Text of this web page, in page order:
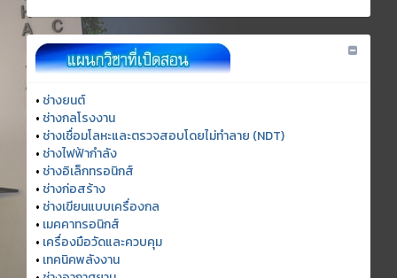
• ช่างยนต์
• ช่างกลโรงงาน
• ช่างเชื่อมโลหะและตรวจสอบโดยไม่ทำลาย (NDT)
• ช่างไฟฟ้ากำลัง
• ช่างอิเล็กทรอนิกส์
• ช่างก่อสร้าง
• ช่างเขียนแบบเครื่องกล
• เมคคาทรอนิกส์
• เครื่องมือวัดและควบคุม
• เทคนิคพลังงาน